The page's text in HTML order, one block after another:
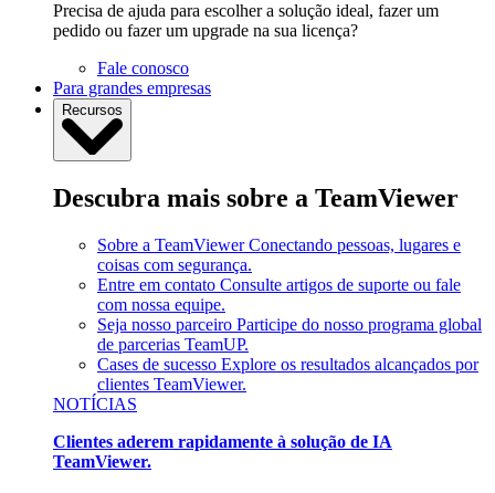
Precisa de ajuda para escolher a solução ideal, fazer um
pedido ou fazer um upgrade na sua licença?
Fale conosco
Para grandes empresas
Recursos
Descubra mais sobre a TeamViewer
Sobre a TeamViewer Conectando pessoas, lugares e
coisas com segurança.
Entre em contato Consulte artigos de suporte ou fale
com nossa equipe.
Seja nosso parceiro Participe do nosso programa global
de parcerias TeamUP.
Cases de sucesso Explore os resultados alcançados por
clientes TeamViewer.
NOTÍCIAS
Clientes aderem rapidamente à solução de IA
TeamViewer.